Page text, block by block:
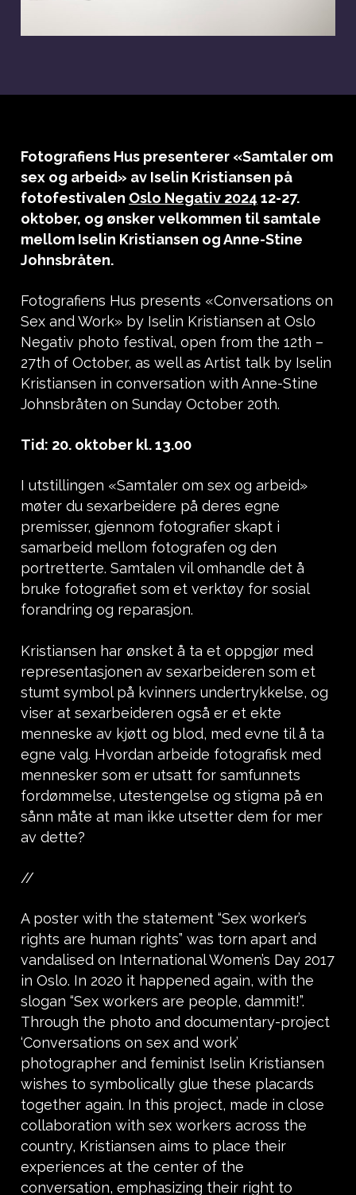
Fotografiens Hus presenterer «Samtaler om
sex og arbeid» av Iselin Kristiansen på
fotofestivalen Oslo Negativ 2024 12-27.
oktober, og ønsker velkommen til samtale
mellom Iselin Kristiansen og Anne-Stine
Johnsbråten.
Fotografiens Hus presents «Conversations on
Sex and Work» by Iselin Kristiansen at Oslo
Negativ photo festival, open from the 12th –
27th of October, as well as Artist talk by Iselin
Kristiansen in conversation with Anne-Stine
Johnsbråten on Sunday October 20th.
Tid: 20. oktober kl. 13.00
I utstillingen «Samtaler om sex og arbeid»
møter du sexarbeidere på deres egne
premisser, gjennom fotografier skapt i
samarbeid mellom fotografen og den
portretterte. Samtalen vil omhandle det å
bruke fotografiet som et verktøy for sosial
forandring og reparasjon.
Kristiansen har ønsket å ta et oppgjør med
representasjonen av sexarbeideren som et
stumt symbol på kvinners undertrykkelse, og
viser at sexarbeideren også er et ekte
menneske av kjøtt og blod, med evne til å ta
egne valg. Hvordan arbeide fotografisk med
mennesker som er utsatt for samfunnets
fordømmelse, utestengelse og stigma på en
sånn måte at man ikke utsetter dem for mer
av dette?
//
A poster with the statement “Sex worker’s
rights are human rights” was torn apart and
vandalised on International Women’s Day 2017
in Oslo. In 2020 it happened again, with the
slogan “Sex workers are people, dammit!”.
Through the photo and documentary-project
‘Conversations on sex and work’
photographer and feminist Iselin Kristiansen
wishes to symbolically glue these placards
together again. In this project, made in close
collaboration with sex workers across the
country, Kristiansen aims to place their
experiences at the center of the
conversation, emphasizing their right to